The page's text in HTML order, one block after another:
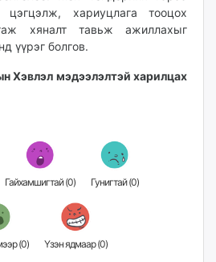
хариуцлага тооцох
хяналт тавьж ажиллахыг
үүрэг болгов.
Хэвлэл мэдээлэлтэй харилцах
Гайхамшигтай (0) Гунигтай (0)
Жихүүцмээр (0) Үзэн ядмаар (0)